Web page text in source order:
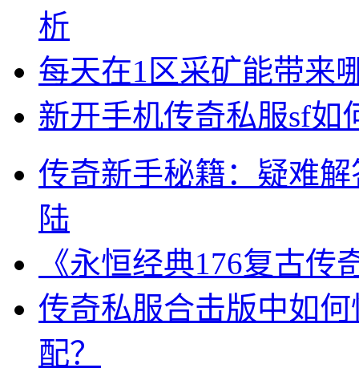
析
每天在1区采矿能带来
新开手机传奇私服sf如
传奇新手秘籍：疑难
陆
《永恒经典176复古
传奇私服合击版中如
配？